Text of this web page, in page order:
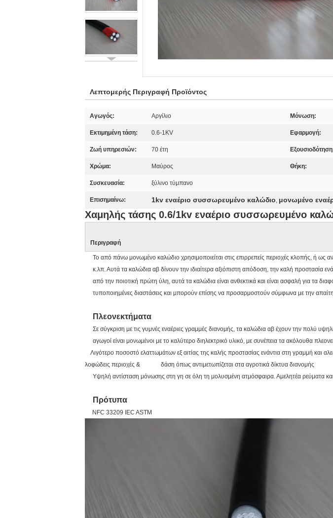
Λεπτομερής Περιγραφή Προϊόντος
Αγωγός: Αργίλιο Μόνωση:
Εκτιμημένη τάση: 0.6-1KV Εφαρμογή:
Ζωή υπηρεσιών: 70 έτη
Χρώμα: Μαύρος Θήκη:
Συσκευασία: ξύλινο τύμπανο
Επισημαίνω: 1kv εναέριο συσσωρευμένο καλώδιο, μονωμένο
Χαμηλής τάσης 0.6/1kv εναέριο συσσωρευμένο
Περιγραφή
Το από πάνω μονωμένο καλώδιο χρησιμοποιείται στις επιρρεπείς περιοχές κλοπής, ή ως
κ.λπ. Αυτά τα καλώδια αβ δίνουν την ιδιαίτερα αξιόπιστη απόδοση, την καλή προστασία
από την ποιοτική πρώτη ύλη, αυτά τα καλώδια είναι ανθεκτικά και είναι ασφαλή για τα
τυποποιημένες διαστάσεις και μπορούν επίσης να προσαρμοστούν σύμφωνα με την
Πλεονεκτήματα
Σε σύγκριση με τις γυμνές εναέριες γραμμές διανομής, τα καλώδια αβ έχουν την πολύ
αγωγοί είναι μονωμένοι με το καλύτερο διηλεκτρικό υλικό, με συνέπεια τα ακόλουθα
Λιγότερο ποσοστό ελαττωμάτων εξ αιτίας της καλής προστασίας ενάντια στη γραμμή και
λοφώδεις περιοχές & δάση όπως αντιμετωπίζεται στα αγροτικά δίκτυα διανομής
Υψηλή αντίσταση μόνωσης στη γη σε όλη τη μολυσμένη ατμόσφαιρα. Αμελητέα ρεύματα
Πρότυπα
NFC 33209 IEC ASTM